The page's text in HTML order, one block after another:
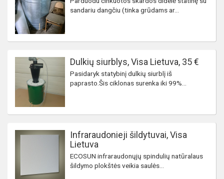
sandariu dangčiu (tinka grūdams ar...
Dulkių siurblys, Visa Lietuva, 35 €
Pasidaryk statybinį dulkių siurblį iš
paprasto.Šis ciklonas surenka iki 99%...
Infraraudonieji šildytuvai, Visa
Lietuva
ECOSUN infraraudonųjų spindulių natūralaus
šildymo plokštės veikia saulės...